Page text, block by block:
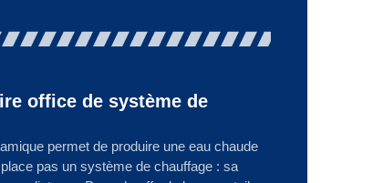
office de système de
permet de produire une eau chaude
pas un système de chauffage : sa